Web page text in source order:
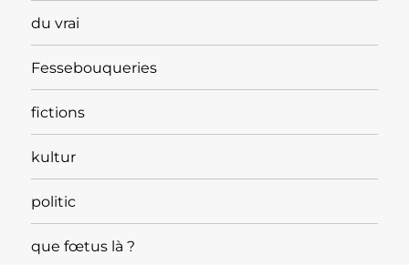
du vrai
Fessebouqueries
fictions
kultur
politic
que fœtus là ?